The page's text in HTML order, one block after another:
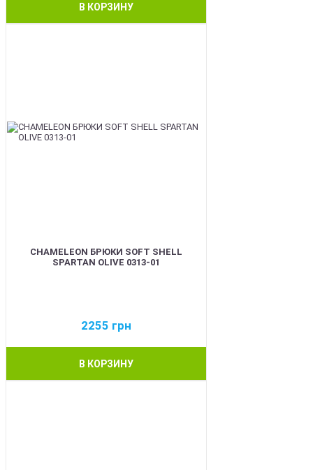
В КОРЗИНУ
CHAMELEON БРЮКИ SOFT SHELL
SPARTAN OLIVE 0313-01
2255 грн
В КОРЗИНУ